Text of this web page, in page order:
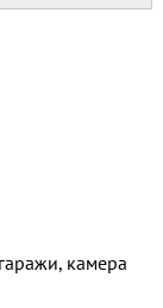
камера